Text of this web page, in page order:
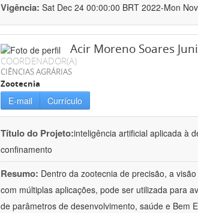
Vigência: Sat Dec 24 00:00:00 BRT 2022-Mon
Acir Moreno Soares
COORDENADOR(A)
CIÊNCIAS AGRÁRIAS
Zootecnia
E-mail Currículo
Título do Projeto:inteligência artificial aplicada à
confinamento
Resumo: Dentro da zootecnia de precisão, a
com múltiplas aplicações, pode ser utilizada para
de parâmetros de desenvolvimento, saúde e Bem